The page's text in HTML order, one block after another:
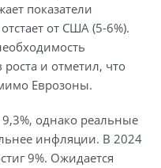
показатели
от США (5-6%).
и отметил, что
Еврозоны.
однако реальные
инфляции. В 2024
9%. Ожидается